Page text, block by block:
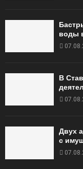
воды
В
Двух
с